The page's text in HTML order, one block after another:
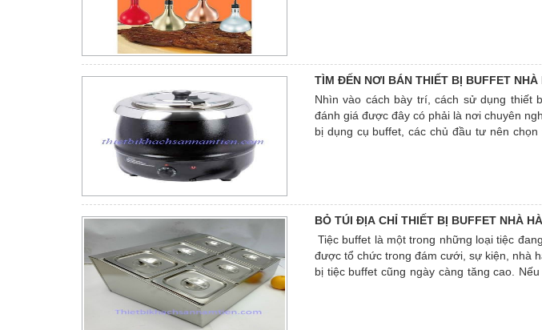
TÌM ĐẾN NƠI BÁN THIẾT BỊ BUFFET NHÀ
Nhìn vào cách bày trí, cách sử dụng thiết
đánh giá được đây có phải là nơi chuyên
bị dụng cụ buffet, các chủ đầu tư nên chọn
BỎ TÚI ĐỊA CHỈ THIẾT BỊ BUFFET NHÀ
Tiệc buffet là một trong những loại tiệc
được tổ chức trong đám cưới, sự kiện, nhà
bị tiệc buffet cũng ngày càng tăng cao.